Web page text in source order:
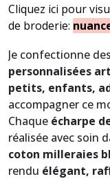
Cliquez ici pour
de broderie:
Je confectionne des
personnalisées
petits, enfants,
accompagner ce
Chaque écharpe
réalisée avec soin
coton milleraies
rendu élégant,